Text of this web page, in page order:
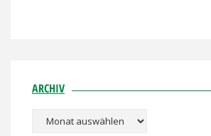
ARCHIV
Archiv